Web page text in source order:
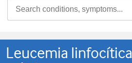
Leucemia linfocítica